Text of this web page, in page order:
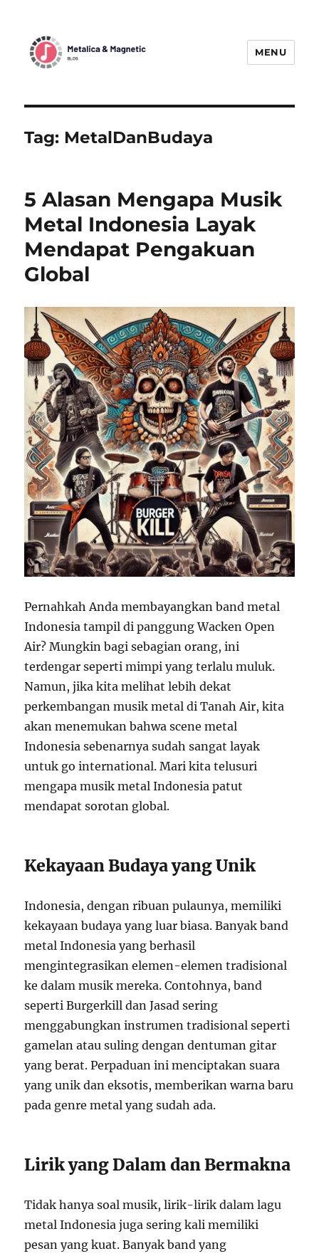
Menggetarkan Dunia Musik Metal
dengan Berita Terbaru
MENU
Tag: MetalDanBudaya
5 Alasan Mengapa Musik
Metal Indonesia Layak
Mendapat Pengakuan
Global
Pernahkah Anda membayangkan band metal
Indonesia tampil di panggung Wacken Open
Air? Mungkin bagi sebagian orang, ini
terdengar seperti mimpi yang terlalu muluk.
Namun, jika kita melihat lebih dekat
perkembangan musik metal di Tanah Air, kita
akan menemukan bahwa scene metal
Indonesia sebenarnya sudah sangat layak
untuk go international. Mari kita telusuri
mengapa musik metal Indonesia patut
mendapat sorotan global.
Kekayaan Budaya yang Unik
Indonesia, dengan ribuan pulaunya, memiliki
kekayaan budaya yang luar biasa. Banyak band
metal Indonesia yang berhasil
mengintegrasikan elemen-elemen tradisional
ke dalam musik mereka. Contohnya, band
seperti Burgerkill dan Jasad sering
menggabungkan instrumen tradisional seperti
gamelan atau suling dengan dentuman gitar
yang berat. Perpaduan ini menciptakan suara
yang unik dan eksotis, memberikan warna baru
pada genre metal yang sudah ada.
Lirik yang Dalam dan Bermakna
Tidak hanya soal musik, lirik-lirik dalam lagu
metal Indonesia juga sering kali memiliki
pesan yang kuat. Banyak band yang